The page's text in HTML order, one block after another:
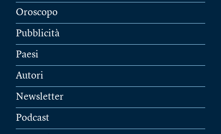
Oroscopo
Pubblicità
Paesi
Autori
Newsletter
Podcast